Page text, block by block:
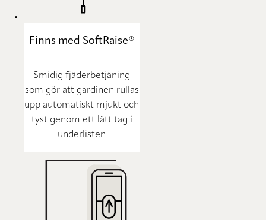
Finns med SoftRaise®
Smidig fjäderbetjäning
som gör att gardinen rullas
upp automatiskt mjukt och
tyst genom ett lätt tag i
underlisten